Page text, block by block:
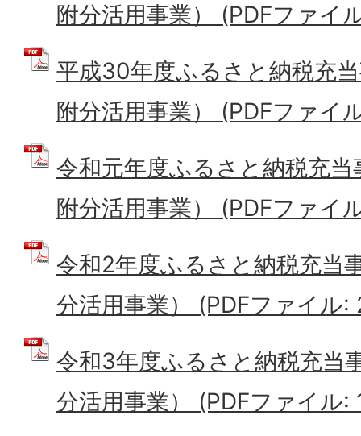
附分活用事業） (PDFファイ
平成30年度ふるさと納税充
附分活用事業） (PDFファイ
令和元年度ふるさと納税充
附分活用事業） (PDFファイ
令和2年度ふるさと納税充当
分活用事業） (PDFファイル:
令和3年度ふるさと納税充当
分活用事業） (PDFファイル: